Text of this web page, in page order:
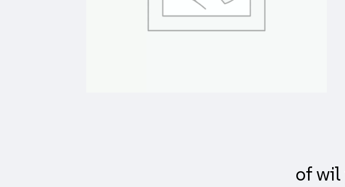
of wil